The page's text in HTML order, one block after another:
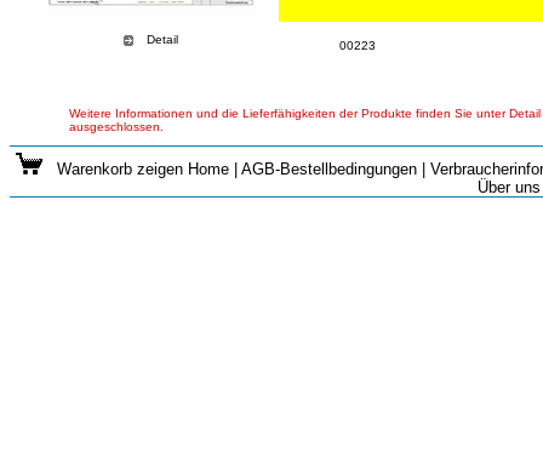
Detail 00223
Weitere Informationen und die Lieferfähigkeiten der Produkte finden Sie unter
ausgeschlossen.
Warenkorb zeigen Home AGB-Bestellbedingungen
Über